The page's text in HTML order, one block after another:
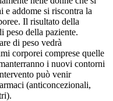
addome si riscontra la
Il risultato della
peso della paziente.
di peso vedrà
corporei comprese quelle
i nuovi contorni
può venir
(anticoncezionali,